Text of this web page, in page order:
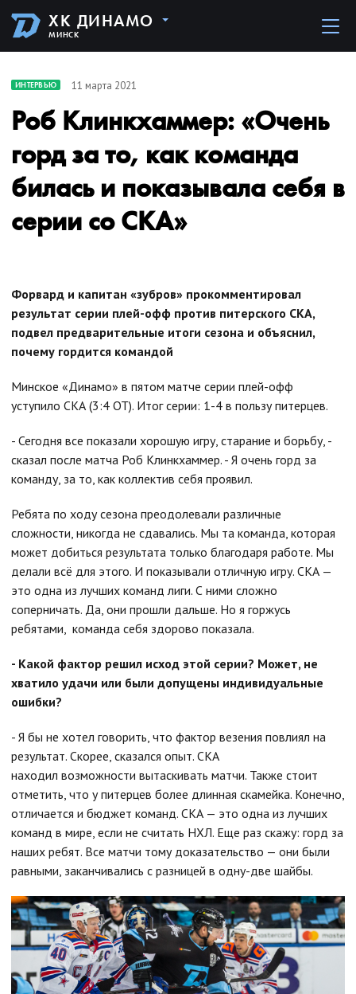
ХК ДИНАМО
МИНСК
ИНТЕРВЬЮ 11 марта 2021
Роб Клинкхаммер: «Очень
горд за то, как команда
билась и показывала себя в
серии со СКА»
Форвард и капитан «зубров» прокомментировал
результат серии плей-офф против питерского СКА,
подвел предварительные итоги сезона и объяснил,
почему гордится командой
Минское «Динамо» в пятом матче серии плей-офф
уступило СКА (3:4 ОТ). Итог серии: 1-4 в пользу питерцев.
- Сегодня все показали хорошую игру, старание и борьбу, -
сказал после матча Роб Клинкхаммер. - Я очень горд за
команду, за то, как коллектив себя проявил.
Ребята по ходу сезона преодолевали различные
сложности, никогда не сдавались. Мы та команда, которая
может добиться результата только благодаря работе. Мы
делали всё для этого. И показывали отличную игру. СКА —
это одна из лучших команд лиги. С ними сложно
соперничать. Да, они прошли дальше. Но я горжусь
ребятами, команда себя здорово показала.
- Какой фактор решил исход этой серии? Может, не
хватило удачи или были допущены индивидуальные
ошибки?
- Я бы не хотел говорить, что фактор везения повлиял на
результат. Скорее, сказался опыт. СКА
находил возможности вытаскивать матчи. Также стоит
отметить, что у питерцев более длинная скамейка. Конечно,
отличается и бюджет команд. СКА — это одна из лучших
команд в мире, если не считать НХЛ. Еще раз скажу: горд за
наших ребят. Все матчи тому доказательство — они были
равными, заканчивались с разницей в одну-две шайбы.